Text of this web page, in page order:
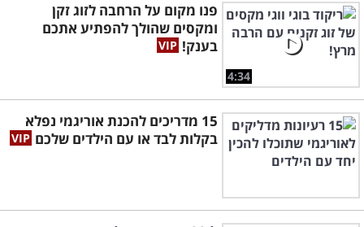
4:34
פנו מקום על הרחבה לזוג זקן
ומקסים שהולך להפתיע אתכם
בענק!
15 מדריכים להכנת אוריגמי נפלא
בקלות לבד או עם הילדים שלכם